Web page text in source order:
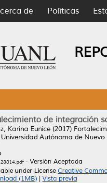
de Políticas
de integración
Karina Eunice (2017)
Autónoma de Nuevo
- Versión Aceptada
under License Creative
(1MB)
Vista previa